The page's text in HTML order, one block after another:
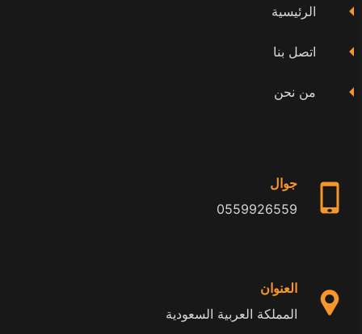
فيسبوك
الرئيسية
اتصل بنا
من نحن
جوال
0559926559
العنوان
المملكة العربية السعودية